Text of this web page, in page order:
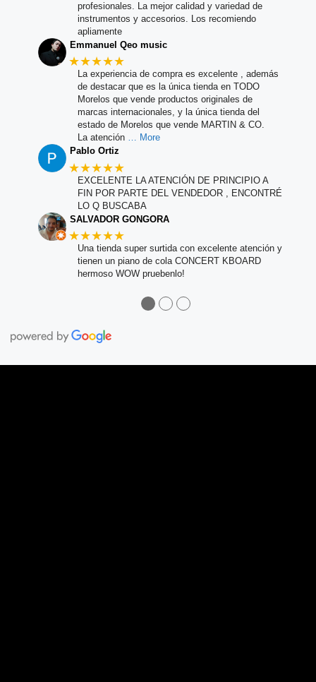
profesionales. La mejor calidad y variedad de
instrumentos y accesorios. Los recomiendo
apliamente
Emmanuel Qeo music
★★★★★
La experiencia de compra es excelente , además
de destacar que es la única tienda en TODO
Morelos que vende productos originales de
marcas internacionales, y la única tienda del
estado de Morelos que vende MARTIN & CO.
La atención … More
Pablo Ortiz
★★★★★
EXCELENTE LA ATENCIÓN DE PRINCIPIO A
FIN POR PARTE DEL VENDEDOR , ENCONTRÉ
LO Q BUSCABA
SALVADOR GONGORA
★★★★★
Una tienda super surtida con excelente atención y
tienen un piano de cola CONCERT KBOARD
hermoso WOW pruebenlo!
●●●